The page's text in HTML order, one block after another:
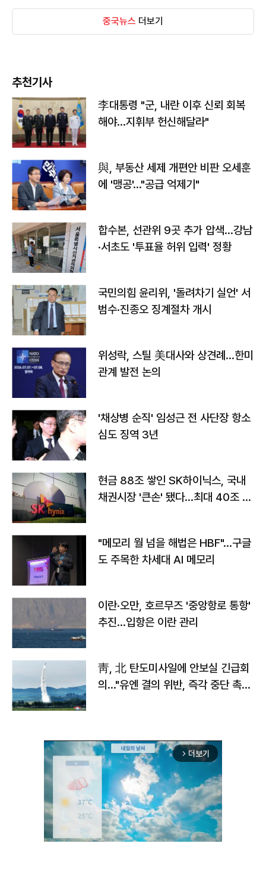
중국뉴스 더보기
추천기사
李대통령 "군, 내란 이후 신뢰 회복
해야…지휘부 헌신해달라"
與, 부동산 세제 개편안 비판 오세훈
에 '맹공'…"공급 억제기"
합수본, 선관위 9곳 추가 압색…강남
·서초도 '투표율 허위 입력' 정황
국민의힘 윤리위, '돌려차기 실언' 서
범수·진종오 징계절차 개시
위성락, 스틸 美대사와 상견례…한미
관계 발전 논의
'채상병 순직' 임성근 전 사단장 항소
심도 징역 3년
현금 88조 쌓인 SK하이닉스, 국내
채권시장 '큰손' 됐다…최대 40조 투
"메모리 월 넘을 해법은 HBF"…구글
도 주목한 차세대 AI 메모리
이란·오만, 호르무즈 '중앙항로 통항'
추진…입항은 이란 관리
靑, 北 탄도미사일에 안보실 긴급회
의…"유엔 결의 위반, 즉각 중단 촉
arrow_forward_ios 더보기